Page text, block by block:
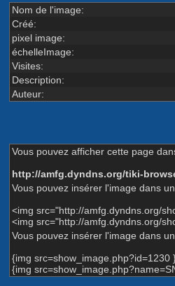
Nom de l'image:
Créé:
pixel image:
échelleImage:
Visites:
Description:
Auteur:
Vous pouvez afficher cette page
http://amfg.dyndns.org/tiki-
Vous pouvez insérer l'image dans
<img src="http://amfg.dyndns.org/
<img src="http://amfg.dyndns.org/
Vous pouvez insérer l'image dans
{img src=show_image.php?id=1230
{img